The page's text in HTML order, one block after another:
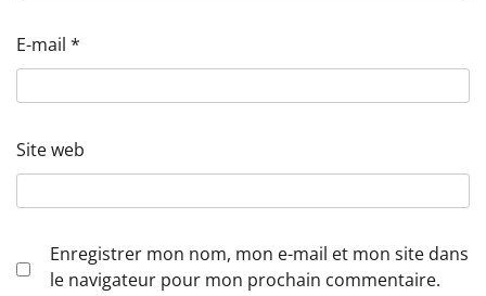
E-mail *
Site web
Enregistrer mon nom, mon e-mail et mon site dans
le navigateur pour mon prochain commentaire.